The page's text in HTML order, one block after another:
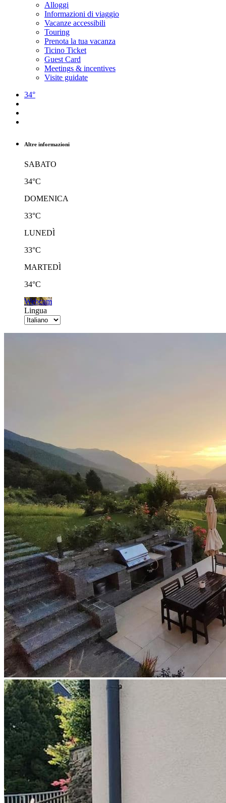
Alloggi
Informazioni di viaggio
Vacanze accessibili
Touring
Prenota la tua vacanza
Ticino Ticket
Guest Card
Meetings & incentives
Visite guidate
34°
Altre informazioni
SABATO
34°C
DOMENICA
33°C
LUNEDÌ
33°C
MARTEDÌ
34°C
Webcam
Lingua